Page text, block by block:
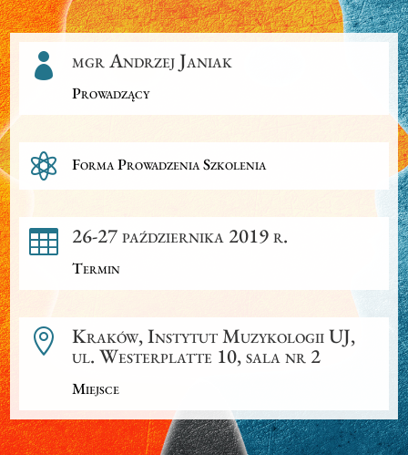
 mgr Andrzej Janiak
Prowadzący
 Forma Prowadzenia Szkolenia
 26-27 października 2019 r.
Termin
 Kraków, Instytut Muzykologii UJ,
ul. Westerplatte 10, sala nr 2
Miejsce